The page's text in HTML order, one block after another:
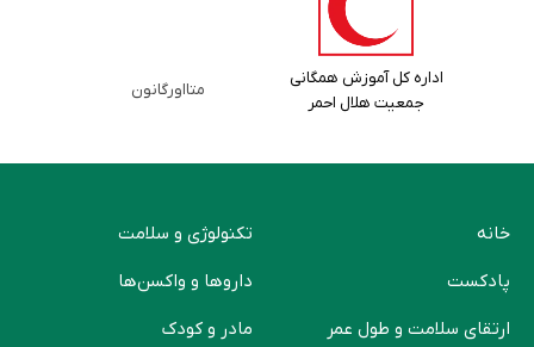
اداره کل آموزش همگانی
جمعیت هلال احمر
متااورگانون
خانه
پادکست
ارتقای سلامت و طول عمر
تکنولوژی و سلامت
دارو‌ها و واکسن‌ها
مادر و کودک